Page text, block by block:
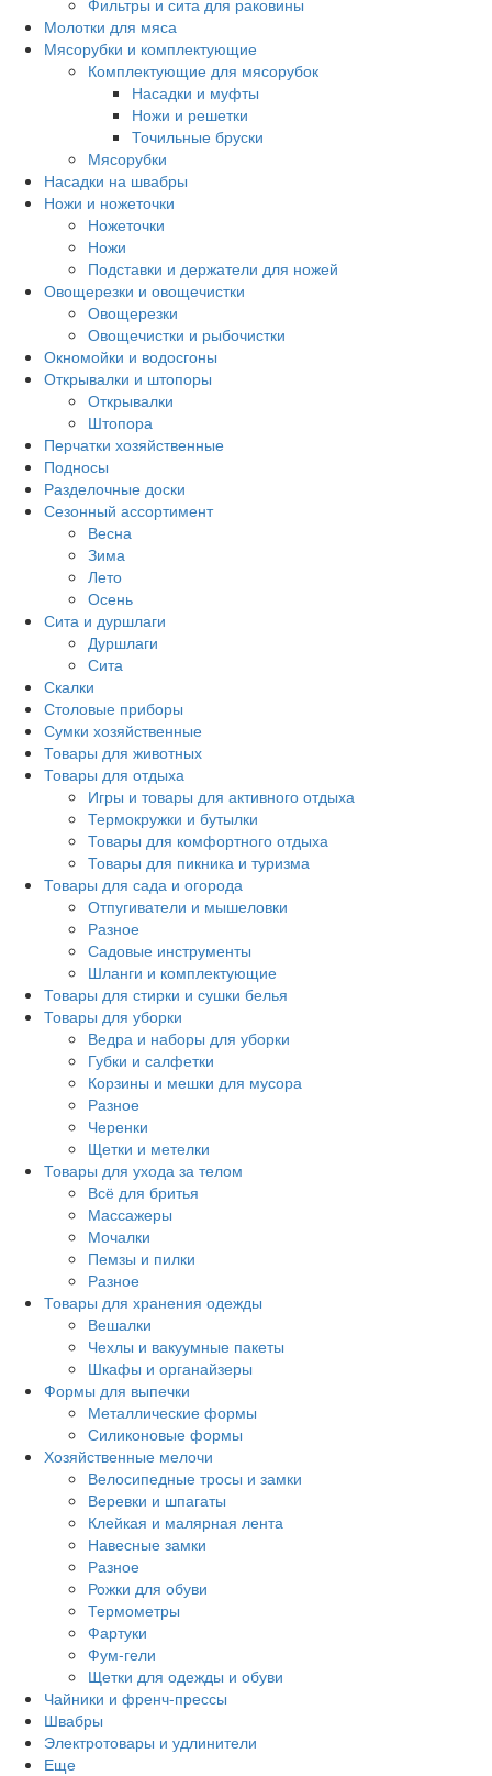
Фильтры и сита для раковины
Молотки для мяса
Мясорубки и комплектующие
Комплектующие для мясорубок
Насадки и муфты
Ножи и решетки
Точильные бруски
Мясорубки
Насадки на швабры
Ножи и ножеточки
Ножеточки
Ножи
Подставки и держатели для ножей
Овощерезки и овощечистки
Овощерезки
Овощечистки и рыбочистки
Окномойки и водосгоны
Открывалки и штопоры
Открывалки
Штопора
Перчатки хозяйственные
Подносы
Разделочные доски
Сезонный ассортимент
Весна
Зима
Лето
Осень
Сита и дуршлаги
Дуршлаги
Сита
Скалки
Столовые приборы
Сумки хозяйственные
Товары для животных
Товары для отдыха
Игры и товары для активного отдыха
Термокружки и бутылки
Товары для комфортного отдыха
Товары для пикника и туризма
Товары для сада и огорода
Отпугиватели и мышеловки
Разное
Садовые инструменты
Шланги и комплектующие
Товары для стирки и сушки белья
Товары для уборки
Ведра и наборы для уборки
Губки и салфетки
Корзины и мешки для мусора
Разное
Черенки
Щетки и метелки
Товары для ухода за телом
Всё для бритья
Массажеры
Мочалки
Пемзы и пилки
Разное
Товары для хранения одежды
Вешалки
Чехлы и вакуумные пакеты
Шкафы и органайзеры
Формы для выпечки
Металлические формы
Силиконовые формы
Хозяйственные мелочи
Велосипедные тросы и замки
Веревки и шпагаты
Клейкая и малярная лента
Навесные замки
Разное
Рожки для обуви
Термометры
Фартуки
Фум-гели
Щетки для одежды и обуви
Чайники и френч-прессы
Швабры
Электротовары и удлинители
Еще